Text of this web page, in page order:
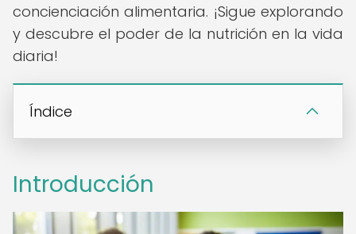
concienciación alimentaria. ¡Sigue explorando
y descubre el poder de la nutrición en la vida
diaria!
Índice
Introducción